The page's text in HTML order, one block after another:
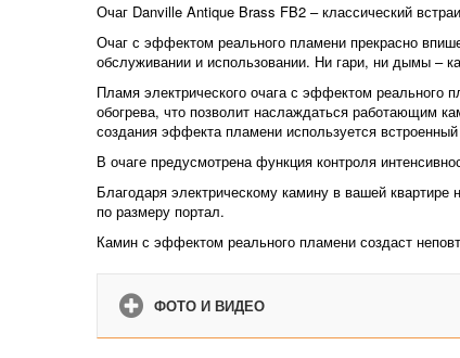
Очаг Danville Antique Brass FB2 – классический
Очаг с эффектом реального пламени прекрасно
обслуживании и использовании. Ни гари, ни дымы –
Пламя электрического очага с эффектом
обогрева, что позволит наслаждаться работающим
создания эффекта пламени используется встроенный
В очаге предусмотрена функция контроля
Благодаря электрическому камину в вашей
по размеру портал.
Камин с эффектом реального пламени создаст
ФОТО И ВИДЕО